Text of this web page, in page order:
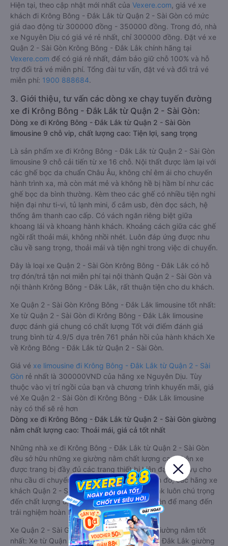
Hiện tại, theo cập nhật mới nhất của Vexere.com , giá vé xe
khách đi Krông Bông - Đắk Lắk từ Quận 2 - Sài Gòn có mức
giá dao động từ 300000 đồng - 350000 đồng. Trong đó, nhà
xe Nguyên Dịu có giá vé rẻ nhất, chỉ 300000 đồng. Đặt vé xe
Quận 2 - Sài Gòn Krông Bông - Đắk Lắk chính hãng tại
Vexere.com để có giá rẻ nhất, đảm bảo giữ chỗ 100% và hỗ
trợ đổi trả vé miễn phí. Tổng đài tư vấn, đặt vé và đổi trả vé
miễn phí: 1900 888684.
3. Giới thiệu, tư vấn các dòng xe chạy tuyến đường
xe đi Krông Bông - Đắk Lắk từ Quận 2 - Sài Gòn:
Dòng xe đi Krông Bông - Đắk Lắk từ Quận 2 - Sài Gòn
limousine 9 chỗ vip, chất lượng cao: Tiện lợi, sang trọng
Là sản phẩm xe đi Krông Bông - Đắk Lắk từ Quận 2 - Sài Gòn
limousine 9 chỗ cải tiến từ xe 16 chỗ. Nội thất được làm lại với
các ghế bọc da chuẩn Châu Âu, không chỉ êm ái cho chuyến
hành trình xa, mà còn mát mẻ và không hề bị hầm bí như các
ghế bọc da bình thường. Kèm theo các ghế có nhiều tiện nghi
hiện đại như ti-vi, tủ lạnh mini, ổ cắm usb, đèn đọc sách, hệ
thống âm thanh cao cấp. Có vách ngăn riêng biệt giữa
khoang lái và khoang hành khách. Khoảng cách giữa các ghế
ngồi rất thoải mái, không nhồi nhét. Luôn đáp ứng được nhu
cầu về sang trọng, thoải mái và tiện nghi trong việc di chuyển.
Đây là loại xe Quận 2 - Sài Gòn Krông Bông - Đắk Lắk có hỗ
trợ đón/trả tận nơi miễn phí tại nội thành Quận 2 - Sài Gòn và
nội thành Krông Bông - Đắk Lắk, rất thuận tiện cho du khách.
Xe Quận 2 - Sài Gòn Krông Bông - Đắk Lắk limousine tốt nhất:
Xe từ Quận 2 - Sài Gòn đi Krông Bông - Đắk Lắk limousine
được đánh giá chung có chất lượng Tốt với điểm đánh giá
trung bình từ 4.9/5 dựa trên 761 phản hồi của hành khách Xe
về Krông Bông - Đắk Lắk từ Quận 2 - Sài Gòn.
Giá vé xe limousine đi Krông Bông - Đắk Lắk từ Quận 2 - Sài
Gòn rẻ nhất là 300000VND của hãng xe Nguyên Dịu. Tùy
thuộc vào vị trí ngồi của bạn và chương trình khuyến mãi, giá
vé Xe Quận 2 - Sài Gòn đi Krông Bông - Đắk Lắk limousine
này có thể sẽ rẻ hơn
Dòng xe đi Krông Bông - Đắk Lắk từ Quận 2 - Sài Gòn giường
nằm chất lượng cao: Thoải mái, giá cả tốt nhất
Những nhà xe đi Krông Bông - Đắk Lắk từ Quận 2 - Sài Gòn
đều sở hữu những xe giường nằm chất lượng cao. Trên xe
được trang bị đầy đủ các trang thiết bị hiện đại phục vụ cho
nhu cầu di chuyển của hành khách. Bên cạnh đó, các hãng xe
khách Quận 2 - Sài Gòn Krông Bông - Đắk Lắk luôn chú trọng
đến chất lượng dịch vụ, không ngừng cải thiện để mang đến
trải nghiệm hoàn hảo cho hành khách.
Xe Quận 2 - Sài Gòn Krông Bông - Đắk Lắk giường nằm tốt
nhất: Xe từ Quận 2 - Sài Gòn đi Krông Bông - Đắk Lắk giường